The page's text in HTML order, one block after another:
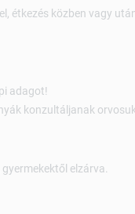
étkezés közben vagy
adagot!
konzultáljanak
elzárva.